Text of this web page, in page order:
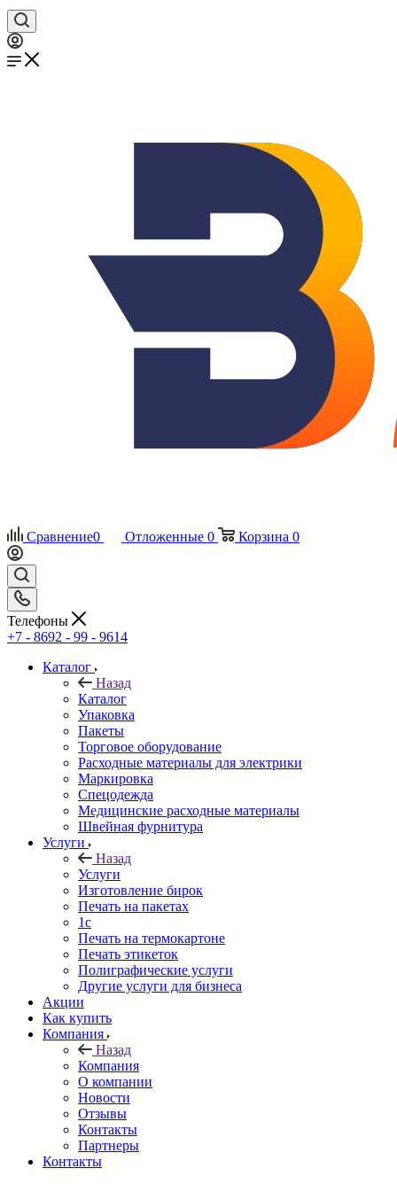
Сравнение0 Отложенные 0 Корзина 0
Телефоны
+7 - 8692 - 99 - 9614
Каталог
Назад
Каталог
Упаковка
Пакеты
Торговое оборудование
Расходные материалы для электрики
Маркировка
Спецодежда
Медицинские расходные материалы
Швейная фурнитура
Услуги
Назад
Услуги
Изготовление бирок
Печать на пакетах
1c
Печать на термокартоне
Печать этикеток
Полиграфические услуги
Другие услуги для бизнеса
Акции
Как купить
Компания
Назад
Компания
О компании
Новости
Отзывы
Контакты
Партнеры
Контакты